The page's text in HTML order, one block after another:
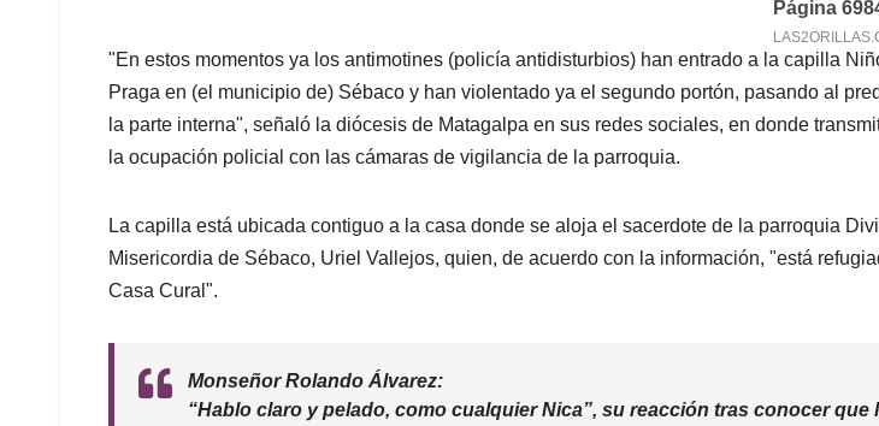
"En estos momentos ya los antimotines (policía antidisturbios) han entrado a la capilla
Praga en (el municipio de) Sébaco y han violentado ya el segundo portón, pasando al
la parte interna", señaló la diócesis de Matagalpa en sus redes sociales, en donde
la ocupación policial con las cámaras de vigilancia de la parroquia.
La capilla está ubicada contiguo a la casa donde se aloja el sacerdote de la parroquia
Misericordia de Sébaco, Uriel Vallejos, quien, de acuerdo con la información, "está
Casa Cural".
Monseñor Rolando Álvarez:
“Hablo claro y pelado, como cualquier Nica”, su reacción tras conocer que